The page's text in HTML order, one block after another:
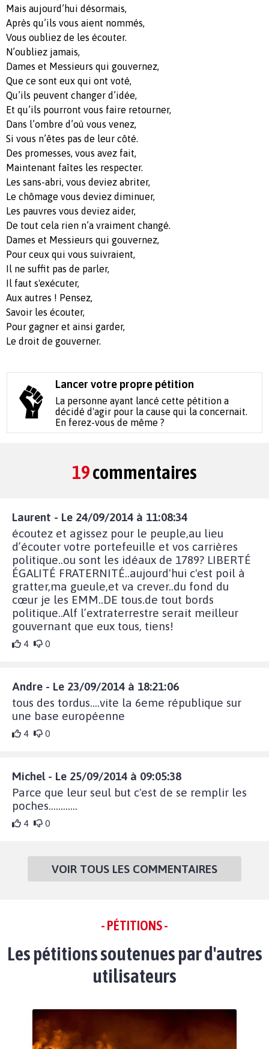
Mais aujourd’hui désormais,
Après qu’ils vous aient nommés,
Vous oubliez de les écouter.
N’oubliez jamais,
Dames et Messieurs qui gouvernez,
Que ce sont eux qui ont voté,
Qu’ils peuvent changer d’idée,
Et qu’ils pourront vous faire retourner,
Dans l’ombre d’où vous venez,
Si vous n’êtes pas de leur côté.
Des promesses, vous avez fait,
Maintenant faîtes les respecter.
Les sans-abri, vous deviez abriter,
Le chômage vous deviez diminuer,
Les pauvres vous deviez aider,
De tout cela rien n’a vraiment changé.
Dames et Messieurs qui gouvernez,
Pour ceux qui vous suivraient,
Il ne suffit pas de parler,
Il faut s'exécuter,
Aux autres ! Pensez,
Savoir les écouter,
Pour gagner et ainsi garder,
Le droit de gouverner.
Lancer votre propre pétition
La personne ayant lancé cette pétition a
décidé d'agir pour la cause qui la concernait.
En ferez-vous de même ?
19commentaires
Laurent - Le 24/09/2014 à 11:08:34
écoutez et agissez pour le peuple,au lieu
d’écouter votre portefeuille et vos carrières
politique..ou sont les idéaux de 1789? LIBERTÉ
ÉGALITÉ FRATERNITÉ..aujourd'hui c'est poil à
gratter,ma gueule,et va crever..du fond du
cœur je les EMM..DE tous.de tout bords
politique..Alf l’extraterrestre serait meilleur
gouvernant que eux tous, tiens!
4 0
Andre - Le 23/09/2014 à 18:21:06
tous des tordus....vite la 6eme république sur
une base européenne
4 0
Michel - Le 25/09/2014 à 09:05:38
Parce que leur seul but c'est de se remplir les
poches............
4 0
VOIR TOUS LES COMMENTAIRES
- PÉTITIONS -
Les pétitions soutenues par d'autres
utilisateurs